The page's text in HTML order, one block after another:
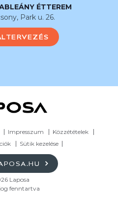
ÉTTEREM
Park u. 26.
Impresszum
Közzétételek
Sütik kezelése
Laposa
fenntartva